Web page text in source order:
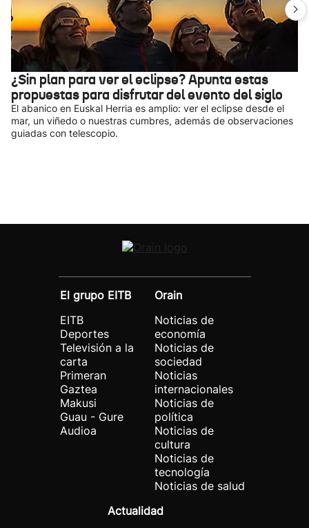
¿Sin plan para ver el eclipse? Apunta estas
propuestas para disfrutar del evento del siglo
El abanico en Euskal Herria es amplio: ver el eclipse desde el
mar, un viñedo o nuestras cumbres, además de observaciones
guiadas con telescopio.
El grupo EITB
EITB
Deportes
Televisión a la
carta
Primeran
Gaztea
Makusi
Guau - Gure
Audioa
Orain
Noticias de
economía
Noticias de
sociedad
Noticias
internacionales
Noticias de
política
Noticias de
cultura
Noticias de
tecnología
Noticias de salud
Actualidad